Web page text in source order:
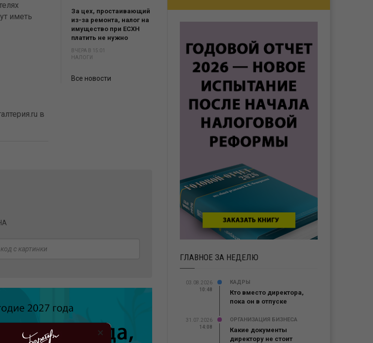
иметь
в
За цех, простаивающий
из-за ремонта, налог на
имущество при ЕСХН
платить не нужно
ВЧЕРА В 15:01
НАЛОГИ
Все новости
ГЛАВНОЕ ЗА НЕДЕЛЮ
03.08.2026
10:48
КАДРЫ
Кто вместо директора,
пока он в отпуске
31.07.2026
14:08
ОРГАНИЗАЦИЯ БИЗНЕСА
Какие документы
директору не стоит
×